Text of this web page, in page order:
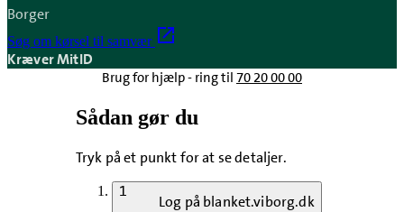
Borger
Søg om kørsel til samvær
Kræver MitID
Brug for hjælp - ring til 70 20 00 00
Sådan gør du
Tryk på et punkt for at se detaljer.
1
Log på blanket.viborg.dk